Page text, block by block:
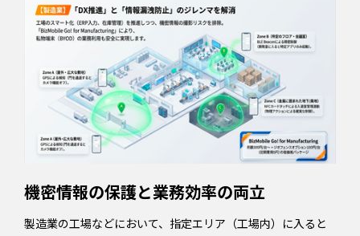
機密情報の保護と業務効率の両立
製造業の工場などにおいて、指定エリア（工場内）に入ると